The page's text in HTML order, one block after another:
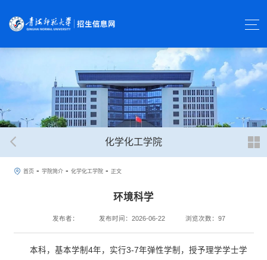
化学化工学院
首页 - 学院简介 - 化学化工学院 - 正文
环境科学
发布者： 发布时间：2026-06-22 浏览次数： 97
本科，基本学制4年，实行3-7年弹性学制，授予理学学士学